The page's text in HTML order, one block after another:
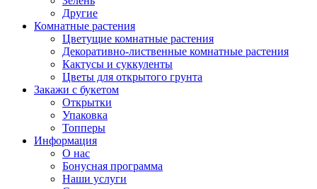
Другие
Комнатные растения
Цветущие комнатные растения
Декоративно-лиственные комнатные растения
Кактусы и суккуленты
Цветы для открытого грунта
Закажи с букетом
Открытки
Упаковка
Топперы
Информация
О нас
Бонусная программа
Наши услуги